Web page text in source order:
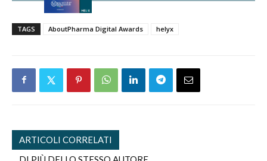
TAGS AboutPharma Digital Awards helyx
ARTICOLI CORRELATI